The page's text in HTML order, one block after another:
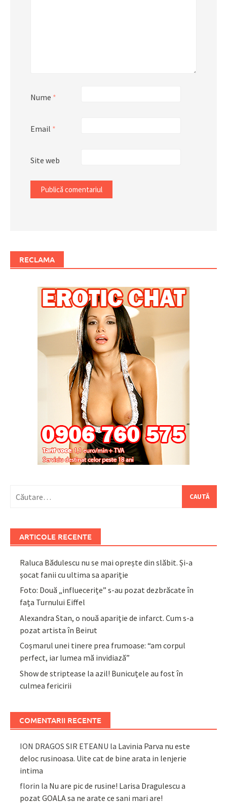
Nume *
Email *
Site web
RECLAMA
după:
ARTICOLE RECENTE
Raluca Bădulescu nu se mai oprește din slăbit. Și-a
șocat fanii cu ultima sa apariție
Foto: Două „influecerițe” s-au pozat dezbrăcate în
fața Turnului Eiffel
Alexandra Stan, o nouă apariție de infarct. Cum s-a
pozat artista în Beirut
Coșmarul unei tinere prea frumoase: “am corpul
perfect, iar lumea mă invidiază”
Show de striptease la azil! Bunicuțele au fost în
culmea fericirii
COMENTARII RECENTE
ION DRAGOS SIR ETEANU la Lavinia Parva nu este
deloc rusinoasa. Uite cat de bine arata in lenjerie
intima
florin la Nu are pic de rusine! Larisa Dragulescu a
pozat GOALA sa ne arate ce sani mari are!